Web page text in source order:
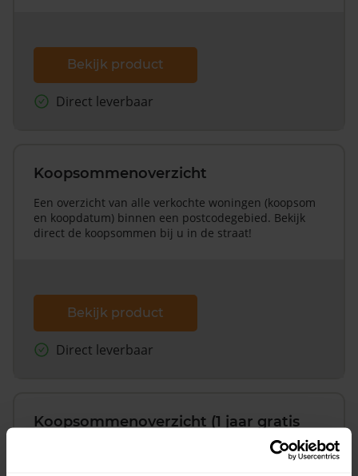
Bekijk product
Direct leverbaar
Koopsommenoverzicht
Een overzicht van alle verkochte woningen (koopsom
en koopdatum) binnen een postcodegebied. Bekijk
direct de koopsommen bij u in de straat!
Bekijk product
Direct leverbaar
Koopsommenoverzicht (1 jaar gratis